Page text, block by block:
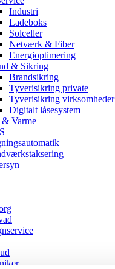
Industri
Ladeboks
Solceller
Netværk & Fiber
Energioptimering
& Sikring
Brandsikring
Tyverisikring private
Tyverisikring virksomheder
Digitalt låsesystem
Varme